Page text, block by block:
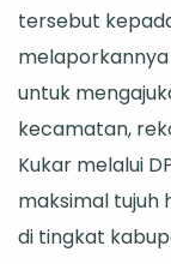
tersebut
untuk
kecamatan,
Kukar melalui
maksimal tujuh
di tingkat